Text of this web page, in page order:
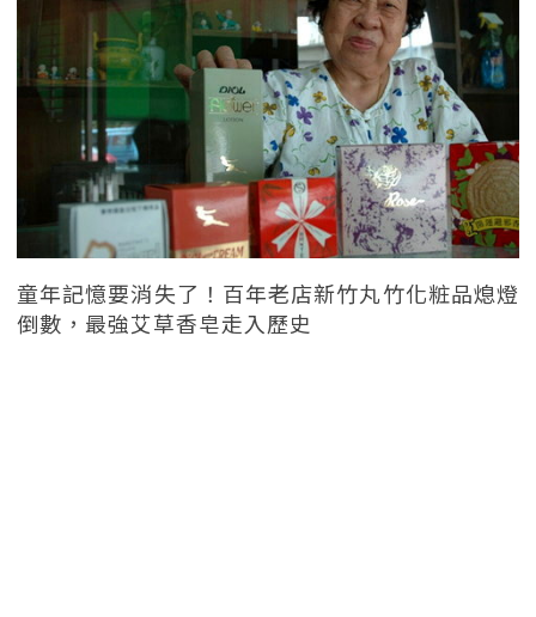
童年記憶要消失了！百年老店新竹丸竹化粧品熄燈
倒數，最強艾草香皂走入歷史